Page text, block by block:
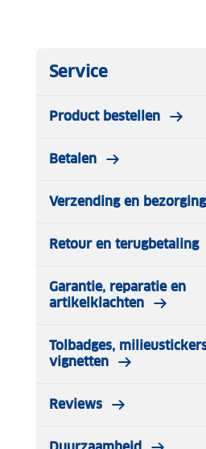
Service
Product bestellen
Betalen
Verzending en bezorging
Retour en terugbetaling
Garantie, reparatie en
artikelklachten
Tolbadges,
vignetten
Reviews